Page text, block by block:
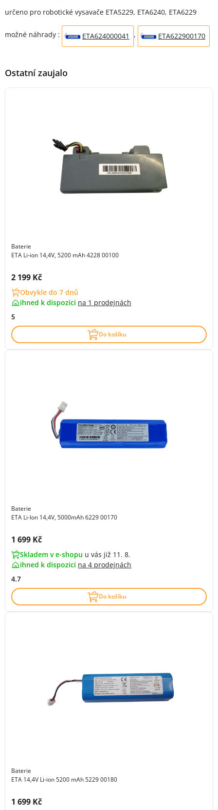
určeno pro robotické vysavače ETA5229, ETA6240, ETA6229
možné náhrady : ETA624000041 , ETA622900170
Ostatní zaujalo
Baterie
ETA Li-ion 14,4V, 5200 mAh 4228 00100
Cena s DPH:
2 199 Kč
Obvykle do 7 dnů
ihned k dispozici na 1 prodejnách
5
Do košíku
Baterie
ETA Li-Ion 14,4V, 5000mAh 6229 00170
Cena s DPH:
1 699 Kč
Skladem v e-shopu u vás již 11. 8.
ihned k dispozici na 4 prodejnách
4.7
Do košíku
Baterie
ETA 14,4V Li-ion 5200 mAh 5229 00180
Cena s DPH:
1 699 Kč